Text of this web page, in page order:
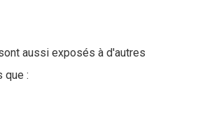
aussi exposés à d'autres
que :